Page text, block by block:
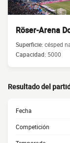
Röser-Arena
Superficie:césped
Capacidad: 5000
Resultado del
Fecha
Competición